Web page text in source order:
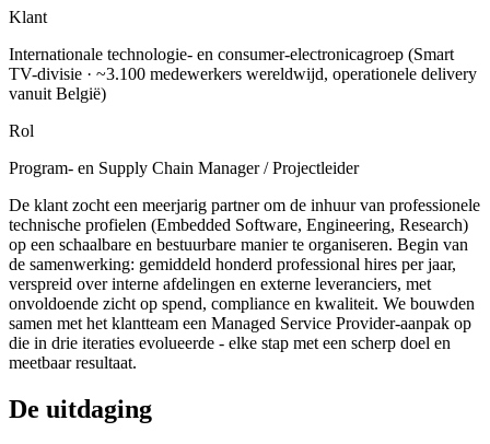
Klant
Internationale technologie- en consumer-electronicagroep (Smart
TV-divisie · ~3.100 medewerkers wereldwijd, operationele delivery
vanuit België)
Rol
Program- en Supply Chain Manager / Projectleider
De klant zocht een meerjarig partner om de inhuur van professionele
technische profielen (Embedded Software, Engineering, Research)
op een schaalbare en bestuurbare manier te organiseren. Begin van
de samenwerking: gemiddeld honderd professional hires per jaar,
verspreid over interne afdelingen en externe leveranciers, met
onvoldoende zicht op spend, compliance en kwaliteit. We bouwden
samen met het klantteam een Managed Service Provider-aanpak op
die in drie iteraties evolueerde - elke stap met een scherp doel en
meetbaar resultaat.
De uitdaging